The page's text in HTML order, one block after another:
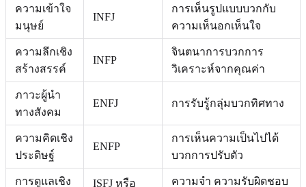
ความเข้าใจ
มนุษย์
INFJ
การเห็นรูปแบบบวกกับ
ความเห็นอกเห็นใจ
ความลึกเชิง
สร้างสรรค์
INFP
จินตนาการบวกการ
วิเคราะห์จากคุณค่า
ภาวะผู้นำ
ทางสังคม
ENFJ การรับรู้กลุ่มบวกทิศทาง
ความคิดเชิง
ประดิษฐ์
ENFP
การเห็นความเป็นไปได้
บวกการปรับตัว
การดูแลเชิง ISFJ หรือ ความจำ ความรับผิดชอบ